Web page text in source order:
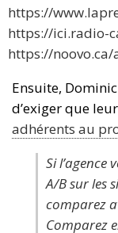
https://
https://ici.radio-
https://noovo.ca/
Ensuite,
d’exiger que
adhérents au
Si l’agence
A/B sur les
comparez
Comparez